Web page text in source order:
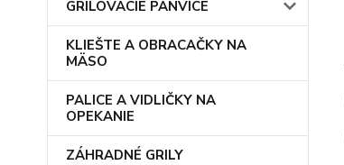
GRILOVACIE PANVICE
KLIEŠTE A OBRACAČKY NA
MÄSO
PALICE A VIDLIČKY NA
OPEKANIE
ZÁHRADNÉ GRILY